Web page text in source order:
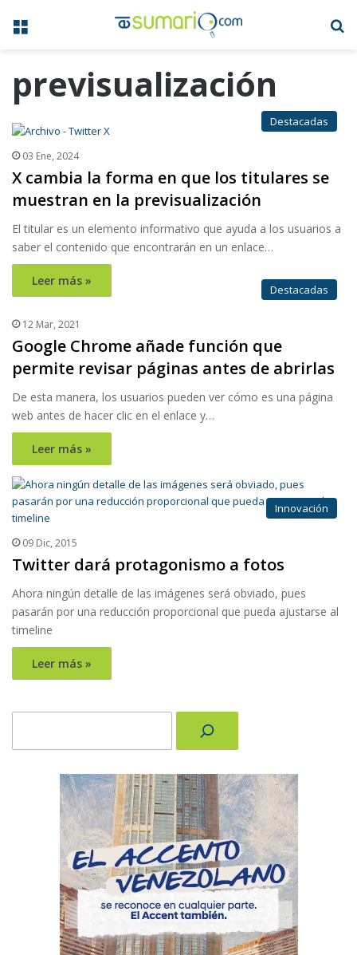
Menú
previsualización
Destacadas
03 Ene, 2024
X cambia la forma en que los titulares se
muestran en la previsualización
El titular es un elemento informativo que ayuda a los usuarios a
saber el contenido que encontrarán en un enlace…
Leer más »
Destacadas
12 Mar, 2021
Google Chrome añade función que
permite revisar páginas antes de abrirlas
De esta manera, los usuarios pueden ver cómo es una página
web antes de hacer clic en el enlace y…
Leer más »
Innovación
09 Dic, 2015
Twitter dará protagonismo a fotos
Ahora ningún detalle de las imágenes será obviado, pues
pasarán por una reducción proporcional que pueda ajustarse al
timeline
Leer más »